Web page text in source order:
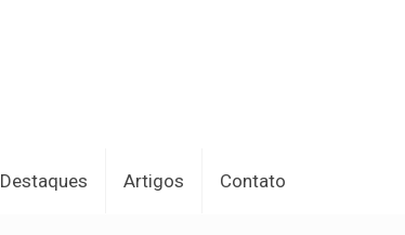
Destaques Artigos Contato